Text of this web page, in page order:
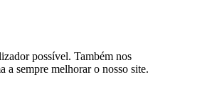
possível. Também nos
a sempre melhorar o nosso site.